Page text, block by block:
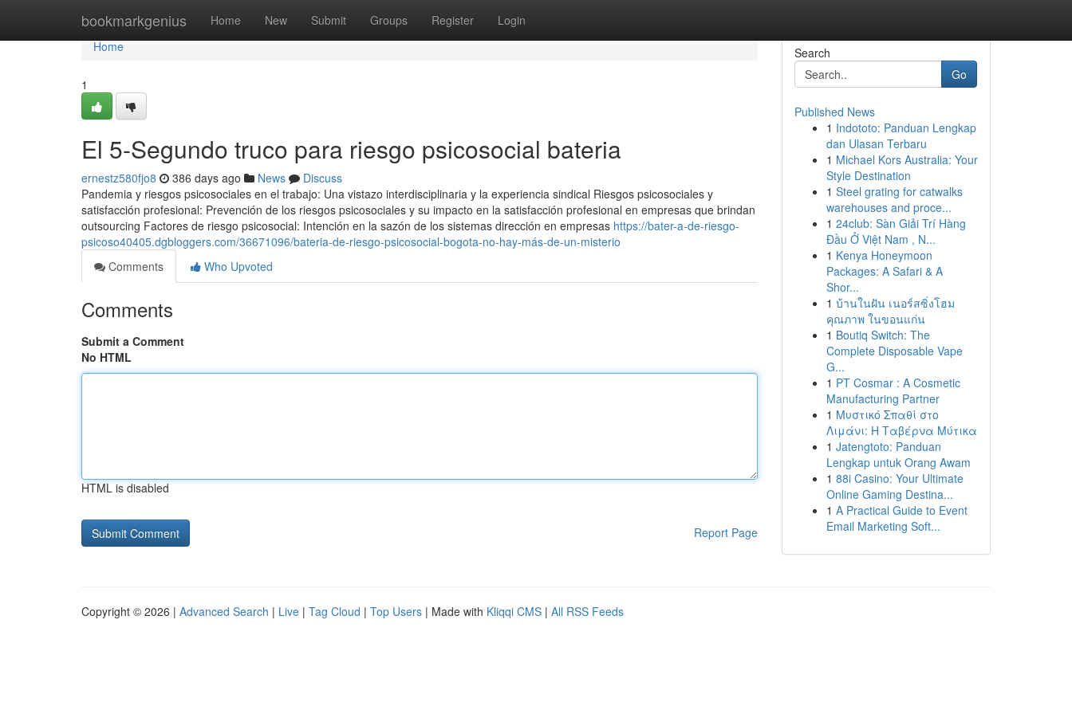
bookmarkgenius Home New Submit Groups Register Login
Home
Home
1
El 5-Segundo truco para riesgo psicosocial bateria
ernestz580fjo8 386 days ago News
Discuss
Pandemia y riesgos psicosociales en el trabajo: Una vistazo interdisciplinaria y la experiencia sindical Riesgos psicosociales y
satisfacción profesional: Prevención de los riesgos psicosociales y su impacto en la satisfacción profesional en empresas que brindan
outsourcing Factores de riesgo psicosocial: Intención en la sazón de los sistemas dirección en empresas https://bater-a-de-riesgo-
psicoso40405.dgbloggers.com/36671096/bateria-de-riesgo-psicosocial-bogota-no-hay-más-de-un-misterio
Comments
Who Upvoted
Comments
Submit a Comment
No HTML
HTML is disabled
Report Page
Search
Go
Published News
1 Indototo: Panduan Lengkap
dan Ulasan Terbaru
1 Michael Kors Australia: Your
Style Destination
1 Steel grating for catwalks
warehouses and proce...
1 24club: Sàn Giải Trí Hàng
Đầu Ở Việt Nam , N...
1 Kenya Honeymoon
Packages: A Safari & A
Shor...
1 บ้านในฝัน เนอร์สซิ่งโฮม
คุณภาพ ในขอนแก่น
1 Boutiq Switch: The
Complete Disposable Vape
G...
1 PT Cosmar : A Cosmetic
Manufacturing Partner
1 Μυστικό Σπαθί στο
Λιμάνι: Η Ταβέρνα Μύτικα
1 Jatengtoto: Panduan
Lengkap untuk Orang Awam
1 88i Casino: Your Ultimate
Online Gaming Destina...
1 A Practical Guide to Event
Email Marketing Soft...
Copyright © 2026 | Advanced Search | Live | Tag Cloud | Top Users | Made with Kliqqi CMS | All RSS Feeds